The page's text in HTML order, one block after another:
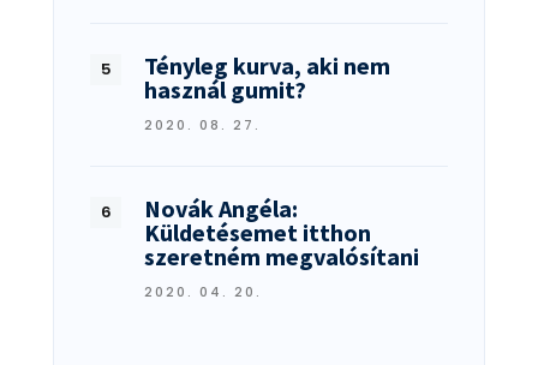
Tényleg kurva, aki nem
használ gumit?
2020. 08. 27.
Novák Angéla:
Küldetésemet itthon
szeretném megvalósítani
2020. 04. 20.